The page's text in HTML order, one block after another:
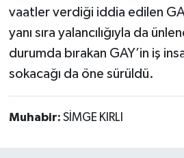
vaatler verdiği iddia edilen GAY,
yanı sıra yalancılığıyla da
durumda bırakan GAY’in iş
sokacağı da öne sürüldü.
Muhabir: SİMGE KIRLI